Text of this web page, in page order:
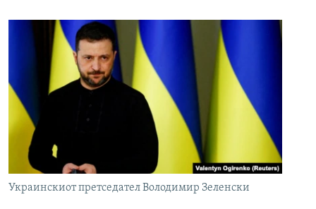
Украинскиот претседател Володимир Зеленски